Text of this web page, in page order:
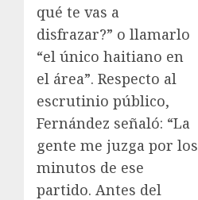
qué te vas a
disfrazar?” o llamarlo
“el único haitiano en
el área”. Respecto al
escrutinio público,
Fernández señaló: “La
gente me juzga por los
minutos de ese
partido. Antes del